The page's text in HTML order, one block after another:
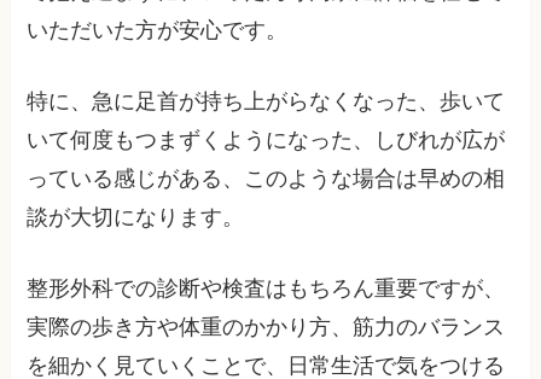
いただいた方が安心です。
特に、急に足首が持ち上がらなくなった、歩いて
いて何度もつまずくようになった、しびれが広が
っている感じがある、このような場合は早めの相
談が大切になります。
整形外科での診断や検査はもちろん重要ですが、
実際の歩き方や体重のかかり方、筋力のバランス
を細かく見ていくことで、日常生活で気をつける